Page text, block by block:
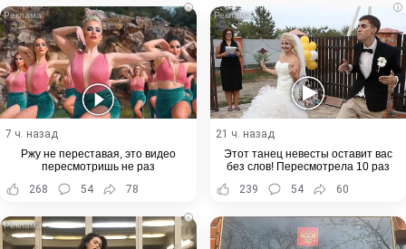
i
7 ч. назад
Ржу не переставая, это видео
пересмотришь не раз
268
54 78
i
21 ч. назад
Этот танец невесты оставит вас
без слов! Пересмотрела 10 раз
239
54 60
i